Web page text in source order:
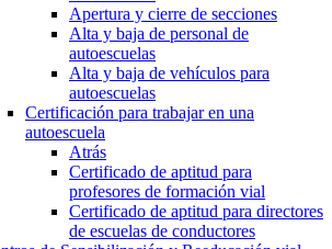
Apertura y cierre de secciones
Alta y baja de personal de
autoescuelas
Alta y baja de vehículos para
autoescuelas
Certificación para trabajar en una
autoescuela
Atrás
Certificado de aptitud para
profesores de formación vial
Certificado de aptitud para directores
de escuelas de conductores